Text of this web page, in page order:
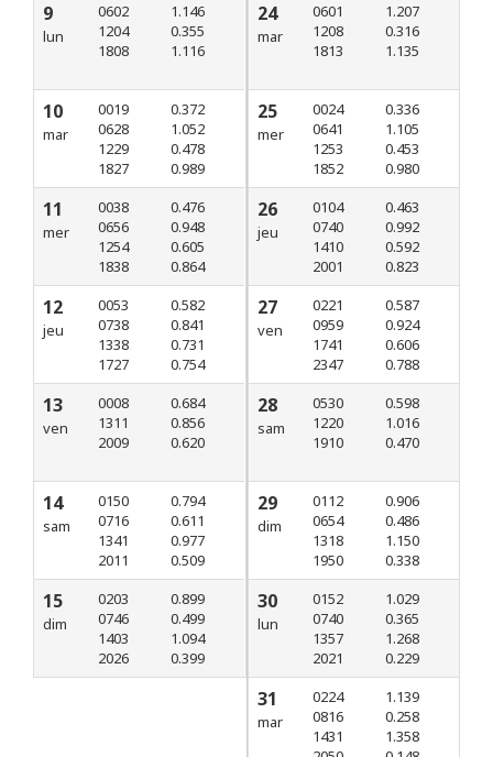
9
lun
0602
1204
1808
1.146
0.355
1.116
10
mar
0019
0628
1229
1827
0.372
1.052
0.478
0.989
11
mer
0038
0656
1254
1838
0.476
0.948
0.605
0.864
12
jeu
0053
0738
1338
1727
0.582
0.841
0.731
0.754
13
ven
0008
1311
2009
0.684
0.856
0.620
14
sam
0150
0716
1341
2011
0.794
0.611
0.977
0.509
15
dim
0203
0746
1403
2026
0.899
0.499
1.094
0.399
24
mar
0601
1208
1813
1.207
0.316
1.135
25
mer
0024
0641
1253
1852
0.336
1.105
0.453
0.980
26
jeu
0104
0740
1410
2001
0.463
0.992
0.592
0.823
27
ven
0221
0959
1741
2347
0.587
0.924
0.606
0.788
28
sam
0530
1220
1910
0.598
1.016
0.470
29
dim
0112
0654
1318
1950
0.906
0.486
1.150
0.338
30
lun
0152
0740
1357
2021
1.029
0.365
1.268
0.229
31
mar
0224
0816
1431
1.139
0.258
1.358